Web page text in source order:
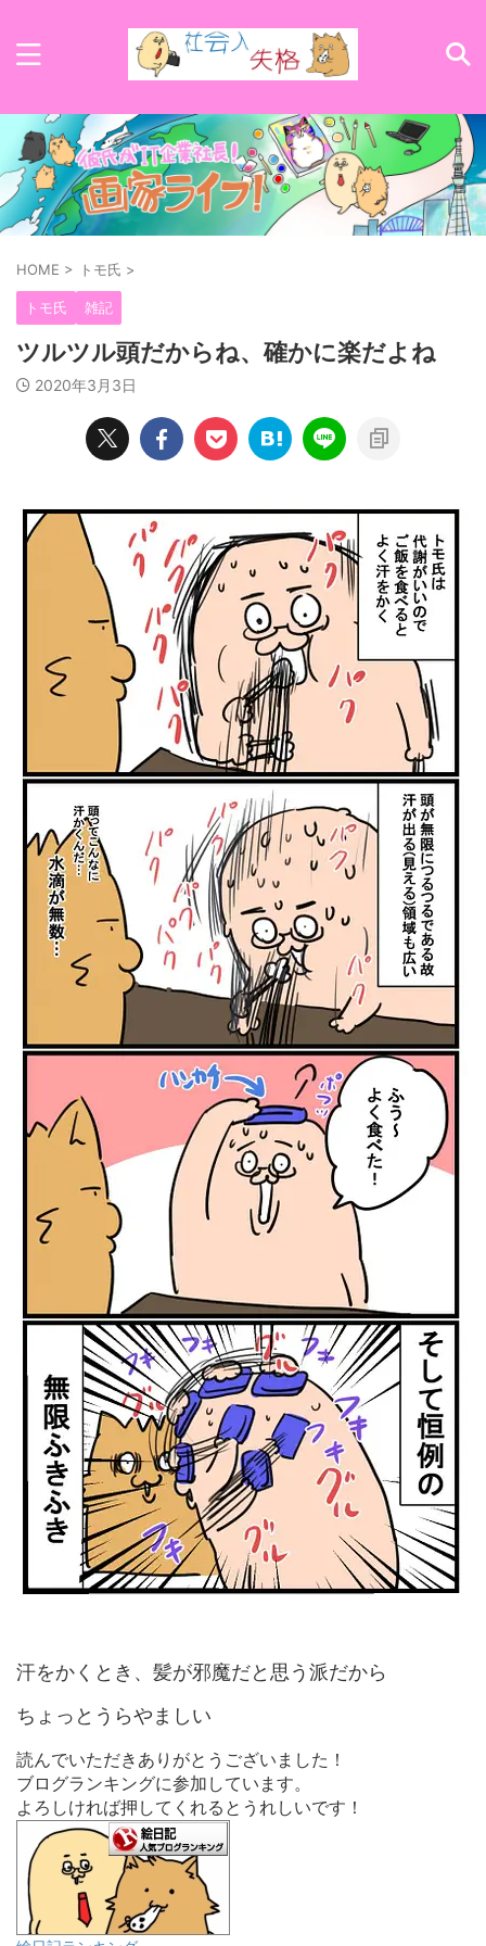
HOME > トモ氏 >
トモ氏 雑記
ツルツル頭だからね、確かに楽だよね
2020年3月3日
汗をかくとき、髪が邪魔だと思う派だから
ちょっとうらやましい
読んでいただきありがとうございました！
ブログランキングに参加しています。
よろしければ押してくれるとうれしいです！